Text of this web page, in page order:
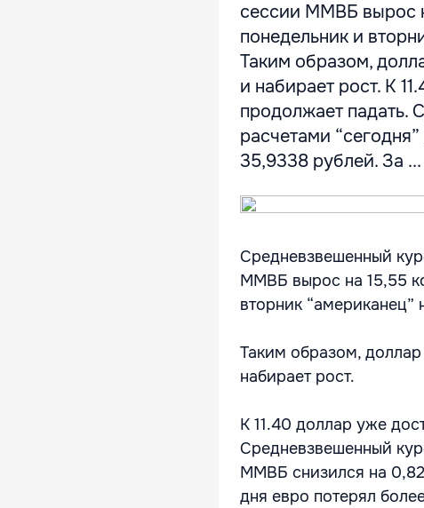
сессии ММВБ вырос
понедельник и
Таким образом,
и набирает рост. К
продолжает падать.
расчетами
35,9338 рублей. За ...
Средневзвешенный
ММВБ вырос на 15,55
вторник “американец”
Таким образом,
набирает рост.
К 11.40 доллар уже
Средневзвешенный
ММВБ снизился на
дня евро потерял